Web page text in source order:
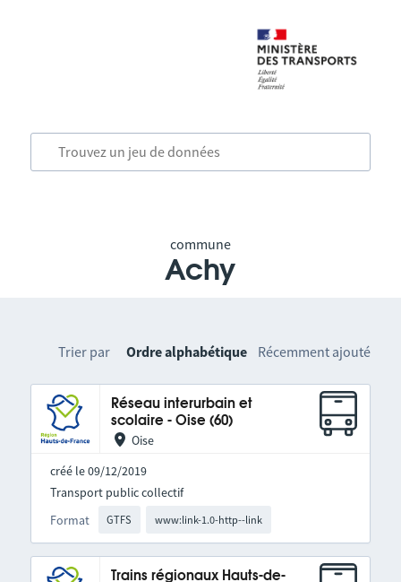
commune
Achy
Trier par Ordre alphabétique Récemment ajouté
Réseau interurbain et
scolaire - Oise (60)
Oise
créé le 09/12/2019
Format GTFS www:link-1.0-http--link
Transport public collectif
Trains régionaux Hauts-de-